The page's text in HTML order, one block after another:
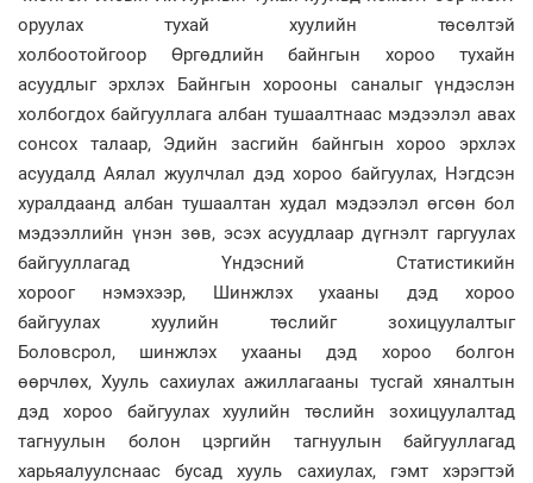
оруулах тухай хуулийн төсөлтэй
холбоотойгоор Өргөдлийн байнгын хороо тухайн
асуудлыг эрхлэх Байнгын хорооны саналыг үндэслэн
холбогдох байгууллага албан тушаалтнаас мэдээлэл авах
сонсох талаар, Эдийн засгийн байнгын хороо эрхлэх
асуудалд Аялал жуулчлал дэд хороо байгуулах, Нэгдсэн
хуралдаанд албан тушаалтан худал мэдээлэл өгсөн бол
мэдээллийн үнэн зөв, эсэх асуудлаар дүгнэлт гаргуулах
байгууллагад Үндэсний Статистикийн
хороог нэмэхээр, Шинжлэх ухааны дэд хороо
байгуулах хуулийн төслийг зохицуулалтыг
Боловсрол, шинжлэх ухааны дэд хороо болгон
өөрчлөх, Хууль сахиулах ажиллагааны тусгай хяналтын
дэд хороо байгуулах хуулийн төслийн зохицуулалтад
тагнуулын болон цэргийн тагнуулын байгууллагад
харьяалуулснаас бусад хууль сахиулах, гэмт хэрэгтэй